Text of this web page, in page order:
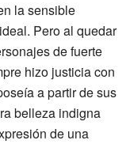
la sensible
Pero al quedar
de fuerte
hizo justicia con
a partir de sus
belleza indigna
de una